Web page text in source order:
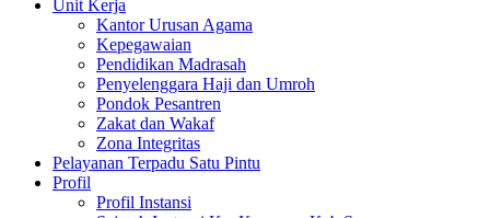
Unit Kerja
Kantor Urusan Agama
Kepegawaian
Pendidikan Madrasah
Penyelenggara Haji dan Umroh
Pondok Pesantren
Zakat dan Wakaf
Zona Integritas
Pelayanan Terpadu Satu Pintu
Profil
Profil Instansi